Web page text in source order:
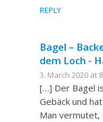
REPLY
Bagel –
dem Loch -
3. March 2020 at
[…] Der Bagel
Gebäck und
Man vermutet,